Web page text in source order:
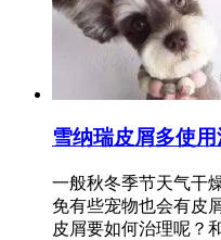
雪纳瑞皮屑多使
一般秋冬季节天气干
免有些宠物也会有皮
皮屑要如何治理呢？